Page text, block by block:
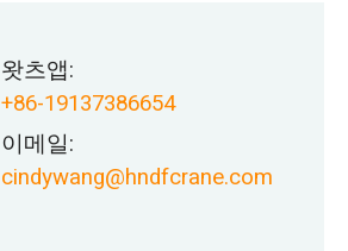
왓츠앱:
+86-19137386654
이메일:
cindywang@hndfcrane.com